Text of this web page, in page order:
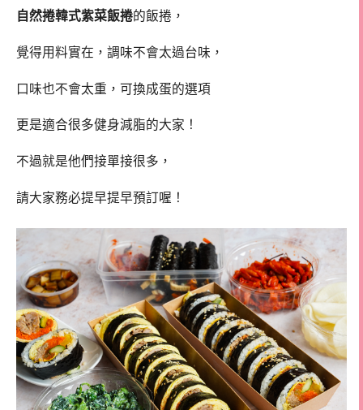
自然捲韓式紫菜飯捲的飯捲，
覺得用料實在，調味不會太過台味，
口味也不會太重，可換成蛋的選項
更是適合很多健身減脂的大家！
不過就是他們接單接很多，
請大家務必提早提早預訂喔！